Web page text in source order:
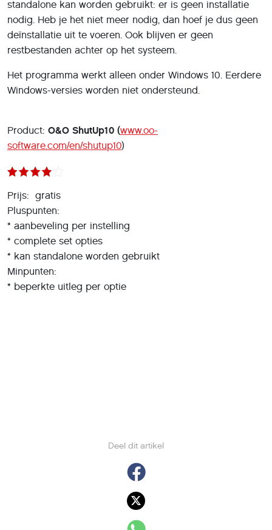
Deel dit artikel
standalone kan worden gebruikt: er is geen installatie
nodig. Heb je het niet meer nodig, dan hoef je dus geen
deïnstallatie uit te voeren. Ook blijven er geen
restbestanden achter op het systeem.
Het programma werkt alleen onder Windows 10. Eerdere
Windows-versies worden niet ondersteund.
Product: O&O ShutUp10 (www.oo-
software.com/en/shutup10)
Prijs: gratis
Pluspunten:
* aanbeveling per instelling
* complete set opties
* kan standalone worden gebruikt
Minpunten:
* beperkte uitleg per optie